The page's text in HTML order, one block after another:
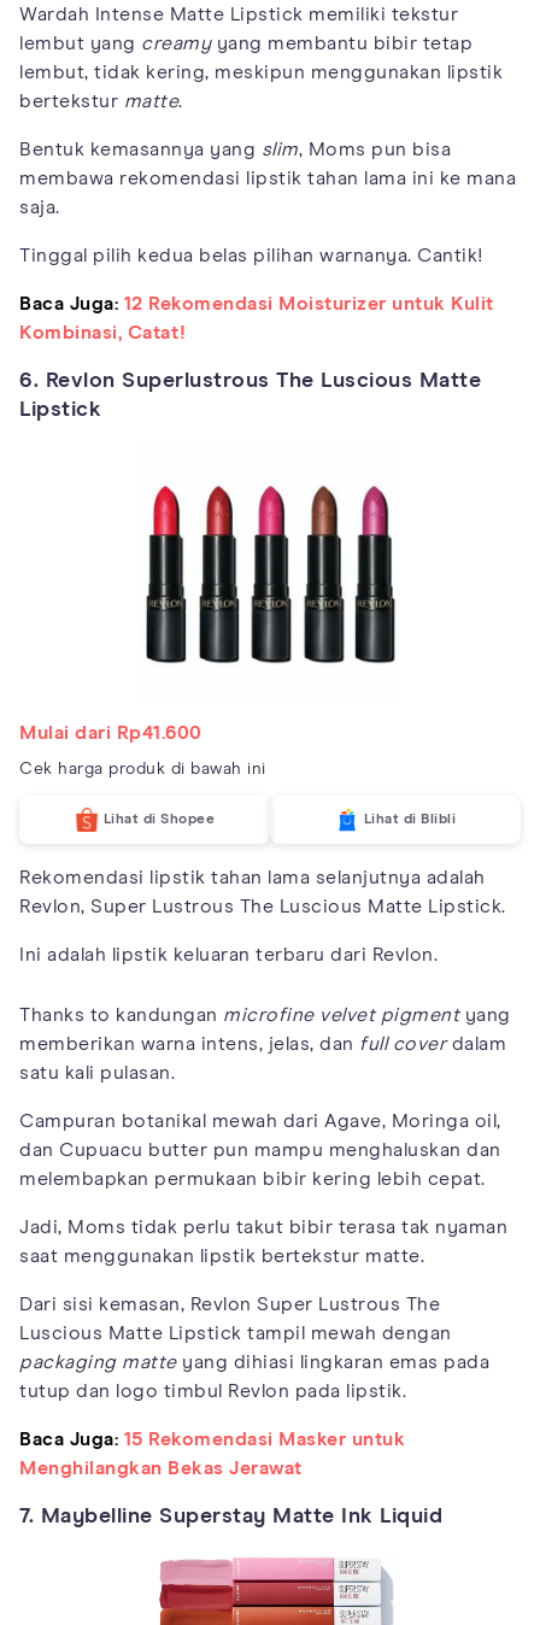
Wardah Intense Matte Lipstick memiliki tekstur
lembut yang creamyyang membantu bibir tetap
lembut, tidak kering, meskipun menggunakan lipstik
bertekstur matte.
Bentuk kemasannya yang slim, Moms pun bisa
membawa rekomendasi lipstik tahan lama ini ke mana
saja.
Tinggal pilih kedua belas pilihan warnanya. Cantik!
Baca Juga: 12 Rekomendasi Moisturizer untuk Kulit
Kombinasi, Catat!
6. Revlon Superlustrous The Luscious Matte
Lipstick
Mulai dari Rp41.600
Cek harga produk di bawah ini
Lihat di Shopee Lihat di Blibli
Rekomendasi lipstik tahan lama selanjutnya adalah
Revlon, Super Lustrous The Luscious Matte Lipstick.
Ini adalah lipstik keluaran terbaru dari Revlon.
Thanks to kandungan microfine velvet pigmentyang
memberikan warna intens, jelas, dan full coverdalam
satu kali pulasan.
Campuran botanikal mewah dari Agave, Moringa oil,
dan Cupuacu butter pun mampu menghaluskan dan
melembapkan permukaan bibir kering lebih cepat.
Jadi, Moms tidak perlu takut bibir terasa tak nyaman
saat menggunakan lipstik bertekstur matte.
Dari sisi kemasan, Revlon Super Lustrous The
Luscious Matte Lipstick tampil mewah dengan
packaging matteyang dihiasi lingkaran emas pada
tutup dan logo timbul Revlon pada lipstik.
Baca Juga: 15 Rekomendasi Masker untuk
Menghilangkan Bekas Jerawat
7. Maybelline Superstay Matte Ink Liquid